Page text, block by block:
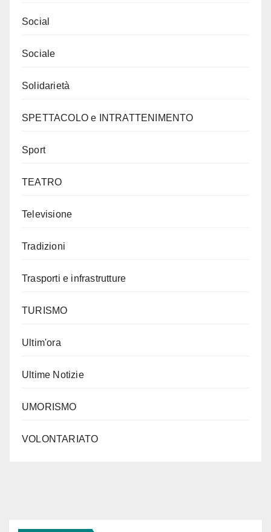
Social
Sociale
Solidarietà
SPETTACOLO e INTRATTENIMENTO
Sport
TEATRO
Televisione
Tradizioni
Trasporti e infrastrutture
TURISMO
Ultim'ora
Ultime Notizie
UMORISMO
VOLONTARIATO